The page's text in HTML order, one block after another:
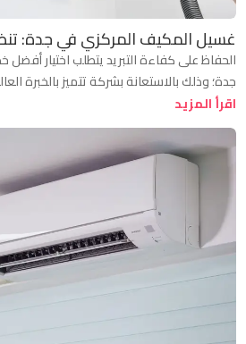
غسيل المكيف المركزي في جدة:
الحفاظ على كفاءة التبريد يتطلب اختيار
جدة؛ وذلك بالاستعانة بشركة تتميز بالخبرة
اقرأ المزيد